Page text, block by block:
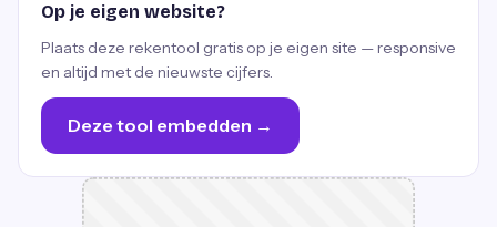
Op je eigen website?
Plaats deze rekentool gratis op je eigen site — responsive
en altijd met de nieuwste cijfers.
Deze tool embedden →